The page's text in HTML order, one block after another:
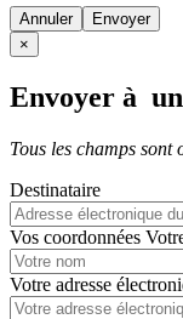
Annuler
×
Envoyer à
Tous les champs sont
Destinataire
Vos coordonnées
Votre adresse